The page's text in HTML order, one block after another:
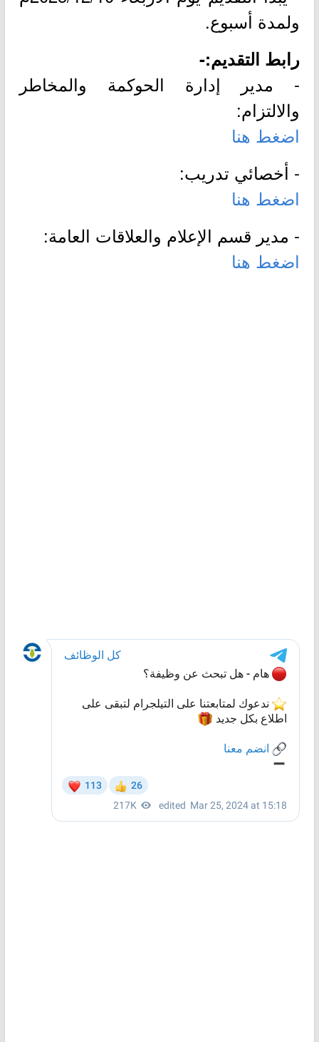
ولمدة أسبوع.
رابط التقديم:-
- مدير إدارة الحوكمة والمخاطر
والالتزام:
اضغط هنا
- أخصائي تدريب:
اضغط هنا
- مدير قسم الإعلام والعلاقات العامة:
اضغط هنا